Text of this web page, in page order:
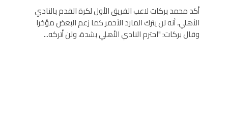
أكد محمد بركات لاعب الفريق الأول لكرة القدم بالنادي
الأهلي، أنه لن يترك المارد الأحمر كما زعم البعض مؤخرا
وقال بركات: "احترم النادي الأهلي بشدة، ولن أتركه...